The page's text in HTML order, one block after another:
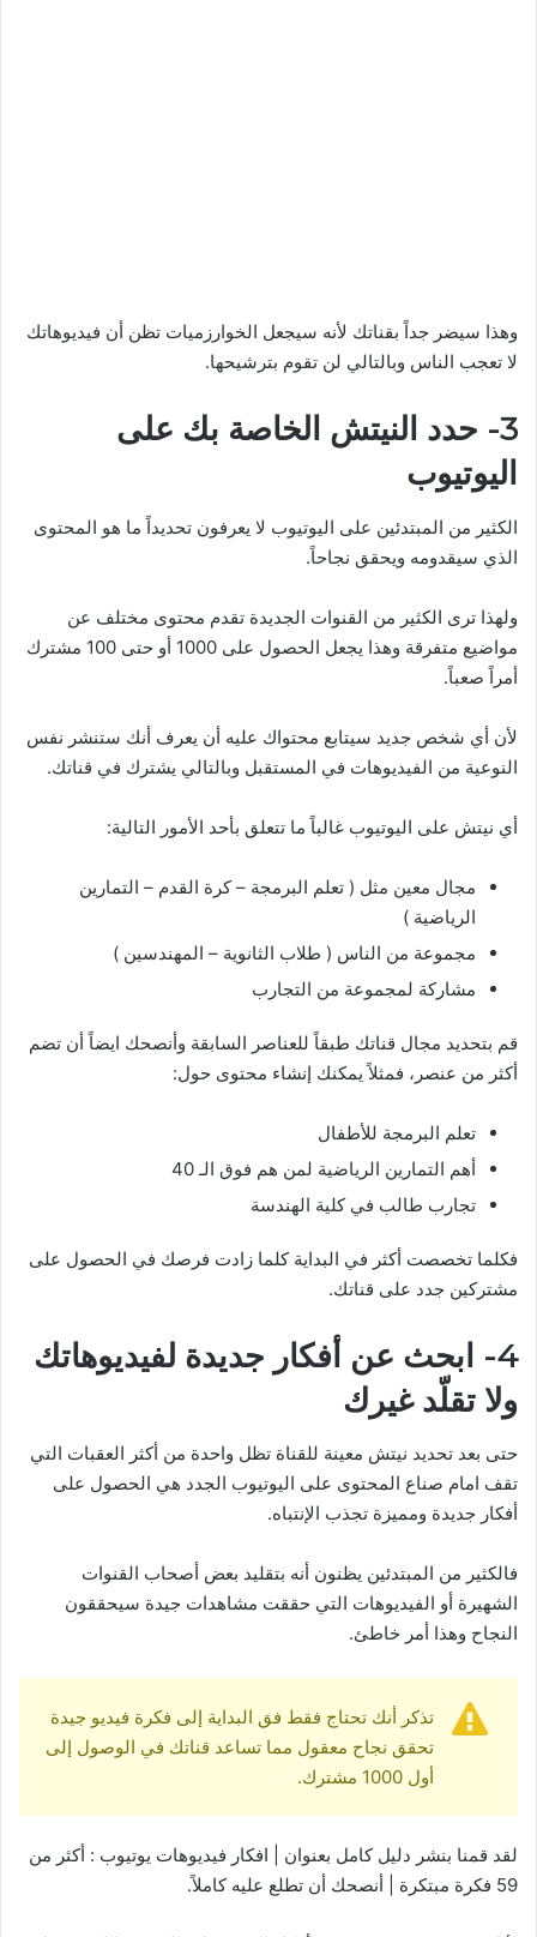
وهذا سيضر جداً بقناتك لأنه سيجعل الخوارزميات تظن أن فيديوهاتك
لا تعجب الناس وبالتالي لن تقوم بترشيحها.
3- حدد النيتش الخاصة بك على
اليوتيوب
الكثير من المبتدئين على اليوتيوب لا يعرفون تحديداً ما هو المحتوى
الذي سيقدومه ويحقق نجاحاً.
ولهذا ترى الكثير من القنوات الجديدة تقدم محتوى مختلف عن
مواضيع متفرقة وهذا يجعل الحصول على 1000 أو حتى 100 مشترك
أمراً صعباً.
لأن أي شخص جديد سيتابع محتواك عليه أن يعرف أنك ستنشر نفس
النوعية من الفيديوهات في المستقبل وبالتالي يشترك في قناتك.
أي نيتش على اليوتيوب غالباً ما تتعلق بأحد الأمور التالية:
مجال معين مثل ( تعلم البرمجة – كرة القدم – التمارين
الرياضية )
مجموعة من الناس ( طلاب الثانوية – المهندسين )
مشاركة لمجموعة من التجارب
قم بتحديد مجال قناتك طبقاً للعناصر السابقة وأنصحك ايضاً أن تضم
أكثر من عنصر، فمثلاً يمكنك إنشاء محتوى حول:
تعلم البرمجة للأطفال
أهم التمارين الرياضية لمن هم فوق الـ 40
تجارب طالب في كلية الهندسة
فكلما تخصصت أكثر في البداية كلما زادت فرصك في الحصول على
مشتركين جدد على قناتك.
4- ابحث عن أفكار جديدة لفيديوهاتك
ولا تقلّد غيرك
حتى بعد تحديد نيتش معينة للقناة تظل واحدة من أكثر العقبات التي
تقف امام صناع المحتوى على اليوتيوب الجدد هي الحصول على
أفكار جديدة ومميزة تجذب الإنتباه.
فالكثير من المبتدئين يظنون أنه بتقليد بعض أصحاب القنوات
الشهيرة أو الفيديوهات التي حققت مشاهدات جيدة سيحققون
النجاح وهذا أمر خاطئ.
تذكر أنك تحتاج فقط فق البداية إلى فكرة فيديو جيدة
تحقق نجاح معقول مما تساعد قناتك في الوصول إلى
أول 1000 مشترك.
لقد قمنا بنشر دليل كامل بعنوان | افكار فيديوهات يوتيوب : أكثر من
59 فكرة مبتكرة | أنصحك أن تطلع عليه كاملاً.